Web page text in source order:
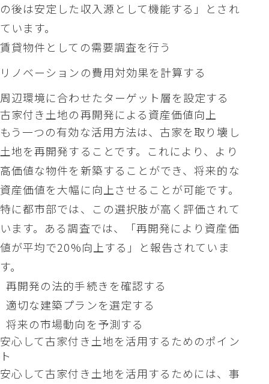
の後は安定した収入源として機能する」とされ
ています。
賃貸物件としての需要調査を行う
リノベーションの費用対効果を計算する
周辺環境に合わせたターゲット層を設定する
古家付き土地の再開発による資産価値向上
もう一つの有効な活用方法は、古家を取り壊し
土地を再開発することです。これにより、より
高価値な物件を新築することができ、将来的な
資産価値を大幅に向上させることが可能です。
特に都市部では、この選択肢が高く評価されて
います。ある調査では、「再開発により資産価
値が平均で20%向上する」と報告されていま
す。
再開発の法的手続きを確認する
適切な建築プランを選定する
将来の市場動向を予測する
安心して古家付き土地を活用するためのポイン
ト
安心して古家付き土地を活用するためには、事